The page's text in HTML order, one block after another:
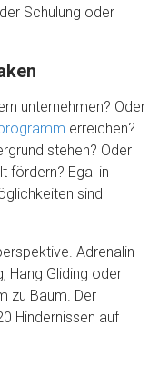
Schulung oder
unternehmen? Oder
erreichen?
stehen? Oder
fördern? Egal in
sind
Adrenalin
Hang Gliding oder
zu Baum. Der
Hindernissen auf